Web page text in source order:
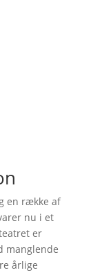
en række af
nu i et
er
manglende
årlige